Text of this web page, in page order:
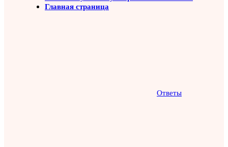
Главная страница
Ответы